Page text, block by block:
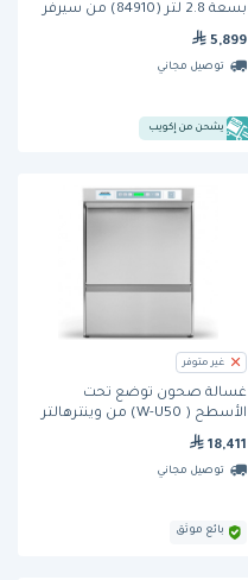
بسعة 2.8 لتر (84910) من سيرفر
5,899
توصيل مجاني
يشحن من إكويب
غير متوفر
غسالة صحون توضع تحت
الأسطح ( W-U50) من وينترهالتر
18,411
توصيل مجاني
بائع موثق